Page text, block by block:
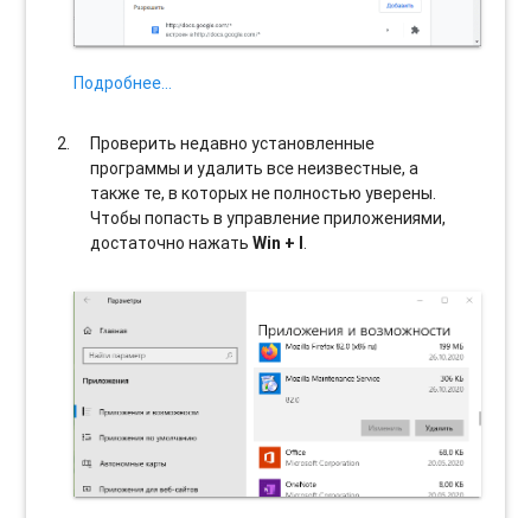
Подробнее…
Проверить недавно установленные
программы и удалить все неизвестные, а
также те, в которых не полностью уверены.
Чтобы попасть в управление приложениями,
достаточно нажатьWin + I.